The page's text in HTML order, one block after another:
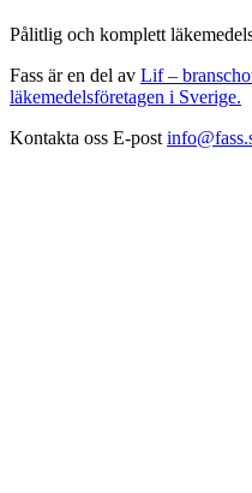
Pålitlig och komplett
Fass är en del av Lif –
läkemedelsföretagen i Sverige.
Kontakta oss E-post